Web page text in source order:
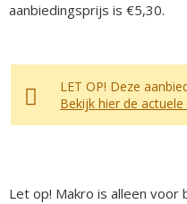
aanbiedingsprijs is €5,30.
LET OP! Deze
Bekijk hier de
Let op! Makro is alleen voor